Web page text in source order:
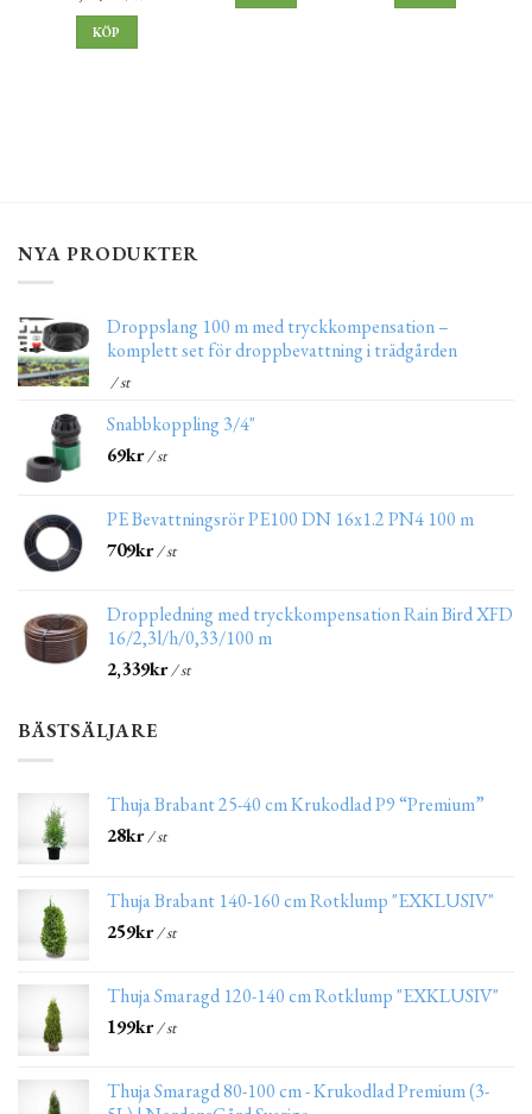
KÖP
NYA PRODUKTER
Droppslang 100 m med tryckkompensation –
komplett set för droppbevattning i trädgården
/ st
Snabbkoppling 3/4"
69kr/ st
PE Bevattningsrör PE100 DN 16x1.2 PN4 100 m
709kr/ st
Droppledning med tryckkompensation Rain Bird XFD
16/2,3l/h/0,33/100 m
2,339kr/ st
BÄSTSÄLJARE
Thuja Brabant 25-40 cm Krukodlad P9 “Premium”
28kr/ st
Thuja Brabant 140-160 cm Rotklump "EXKLUSIV"
259kr/ st
Thuja Smaragd 120-140 cm Rotklump "EXKLUSIV"
199kr/ st
Thuja Smaragd 80-100 cm - Krukodlad Premium (3-